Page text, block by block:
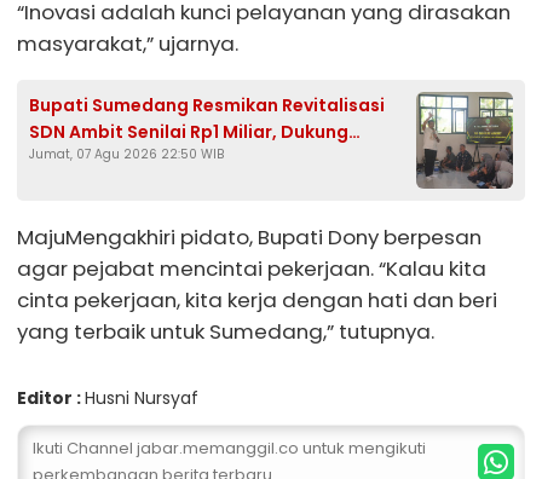
“Inovasi adalah kunci pelayanan yang dirasakan
masyarakat,” ujarnya.
Bupati Sumedang Resmikan Revitalisasi
SDN Ambit Senilai Rp1 Miliar, Dukung
Program Presiden Prabowo
Jumat, 07 Agu 2026 22:50 WIB
MajuMengakhiri pidato, Bupati Dony berpesan
agar pejabat mencintai pekerjaan. “Kalau kita
cinta pekerjaan, kita kerja dengan hati dan beri
yang terbaik untuk Sumedang,” tutupnya.
Editor :Husni Nursyaf
Ikuti Channel jabar.memanggil.co untuk mengikuti
perkembangan berita terbaru